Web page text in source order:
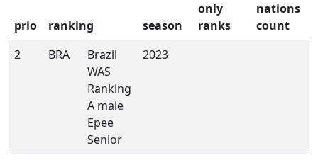
prio ranking season
only
ranks
nations
count
2
BRA
Brazil
WAS
Ranking
A male
Epee
Senior
2023